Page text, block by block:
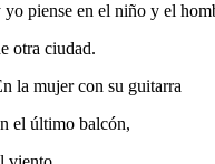
yo piense en el niño y el
otra ciudad.
la mujer con su guitarra
el último balcón,